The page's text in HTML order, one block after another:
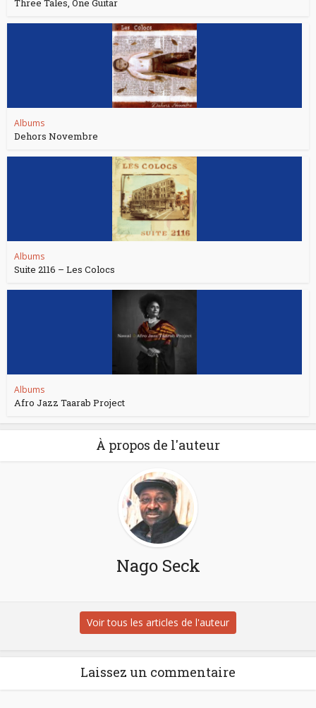
Three Tales, One Guitar
Albums
Dehors Novembre
Albums
Suite 2116 – Les Colocs
Albums
Afro Jazz Taarab Project
À propos de l'auteur
Nago Seck
Voir tous les articles de l'auteur
Laissez un commentaire